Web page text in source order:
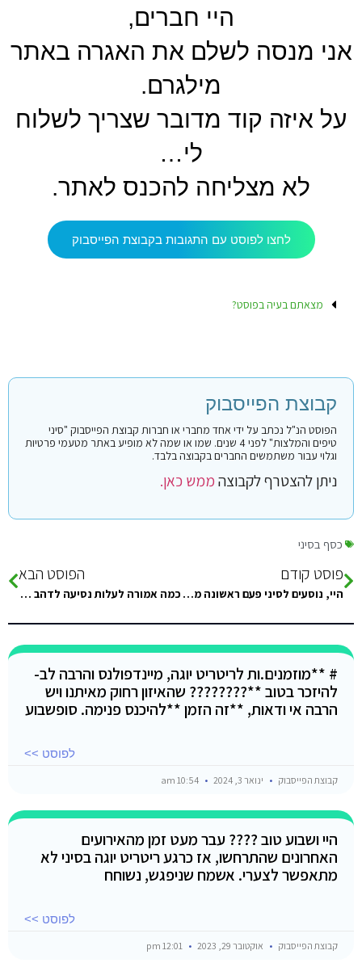
היי חברים,
אני מנסה לשלם את האגרה באתר
מילגרם.
על איזה קוד מדובר שצריך לשלוח
לי…
לא מצליחה להכנס לאתר.
לחצו לפוסט עם התגובות בקבוצת הפייסבוק
מצאתם בעיה בפוסט?
קבוצת הפייסבוק
הפוסט הנ"ל נכתב על ידי אחד מחברי או חברות קבוצת הפייסבוק "סיני
טיפים והמלצות" לפני 4 שנים. שמו או שמה לא מופיע באתר מטעמי פרטיות
וגלוי עבור משתמשים החברים בקבוצה בלבד.
ניתן להצטרף לקבוצהממש כאן.
כסף בסיני
פוסט קודם
היי, נוסעים לסיני פעם ראשונה מראשון עד שלישי הקרובים סגרנו מלון tolip taba ואשמח לשמוע ביקורת על המלון, וגם ידוע שהמלון…
הפוסט הבא
כמה אמורה לעלות נסיעה לדהב מהגבול הלוך חזור?
# **מוזמנים.ות לריטריט יוגה, מיינדפולנס והרבה לב-
להיזכר בטוב **???????? שהאיזון רחוק מאיתנו ויש
הרבה אי ודאות, **זה הזמן **להיכנס פנימה. סופשבוע
לפוסט >>
קבוצת הפייסבוק ינואר 3, 2024
היי ושבוע טוב ???? עבר מעט זמן מהאירועים
האחרונים שהתרחשו, אז כרגע ריטריט יוגה בסיני לא
מתאפשר לצערי. אשמח שניפגש, נשוחח
לפוסט >>
קבוצת הפייסבוק אוקטובר 29, 2023